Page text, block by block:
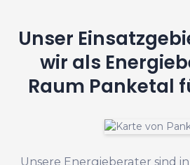
Unser
wir als
Raum Panketal
Unsere Energieberater sind